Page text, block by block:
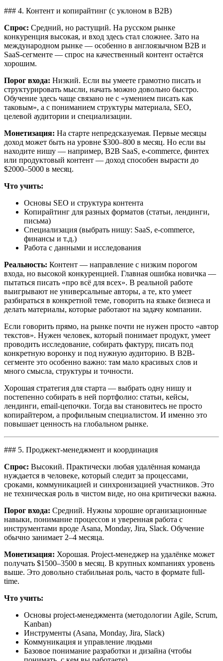
### 4. Контент и копирайтинг (с уклоном в B2B)
Спрос: Средний, но растущий. На русском рынке
конкуренция высокая, и вход здесь стал сложнее. Зато на
международном рынке — особенно в англоязычном B2B и
SaaS-сегменте — спрос на качественный контент остаётся
хорошим.
Порог входа: Низкий. Если вы умеете грамотно писать и
структурировать мысли, начать можно довольно быстро.
Обучение здесь чаще связано не с «умением писать как
таковым», а с пониманием структуры материала, SEO,
целевой аудитории и специализации.
Монетизация: На старте непредсказуемая. Первые месяцы
доход может быть на уровне $300–800 в месяц. Но если вы
находите нишу — например, B2B SaaS, e-commerce, финтех
или продуктовый контент — доход способен вырасти до
$2000–5000 в месяц.
Что учить:
Основы SEO и структура контента
Копирайтинг для разных форматов (статьи, лендинги,
письма)
Специализация (выбрать нишу: SaaS, e-commerce,
финансы и т.д.)
Работа с данными и исследования
Реальность: Контент — направление с низким порогом
входа, но высокой конкуренцией. Главная ошибка новичка —
пытаться писать «про всё для всех». В реальной работе
выигрывают не универсальные авторы, а те, кто умеет
разбираться в конкретной теме, говорить на языке бизнеса и
делать материалы, которые работают на задачу компании.
Если говорить прямо, на рынке почти не нужен просто «автор
текстов». Нужен человек, который понимает продукт, умеет
проводить исследование, собирать фактуру, писать под
конкретную воронку и под нужную аудиторию. В B2B-
сегменте это особенно важно: там мало красивых слов и
много смысла, структуры и точности.
Хорошая стратегия для старта — выбрать одну нишу и
постепенно собирать в ней портфолио: статьи, кейсы,
лендинги, email-цепочки. Тогда вы становитесь не просто
копирайтером, а профильным специалистом. И именно это
повышает ценность на глобальном рынке.
### 5. Проджект-менеджмент и координация
Спрос: Высокий. Практически любая удалённая команда
нуждается в человеке, который следит за процессами,
сроками, коммуникацией и синхронизацией участников. Это
не техническая роль в чистом виде, но она критически важна.
Порог входа: Средний. Нужны хорошие организационные
навыки, понимание процессов и уверенная работа с
инструментами вроде Asana, Monday, Jira, Slack. Обучение
обычно занимает 2–4 месяца.
Монетизация: Хорошая. Project-менеджер на удалёнке может
получать $1500–3500 в месяц. В крупных компаниях уровень
выше. Это довольно стабильная роль, часто в формате full-
time.
Что учить:
Основы project-менеджмента (методологии Agile, Scrum,
Kanban)
Инструменты (Asana, Monday, Jira, Slack)
Коммуникация и управление людьми
Базовое понимание разработки и дизайна (чтобы